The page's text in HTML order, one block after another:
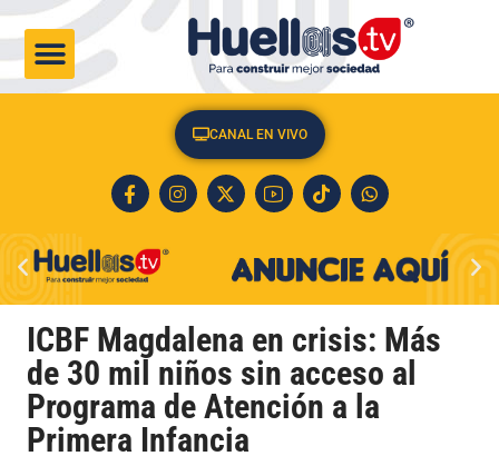
CANAL EN VIVO
ICBF Magdalena en crisis: Más
de 30 mil niños sin acceso al
Programa de Atención a la
Primera Infancia